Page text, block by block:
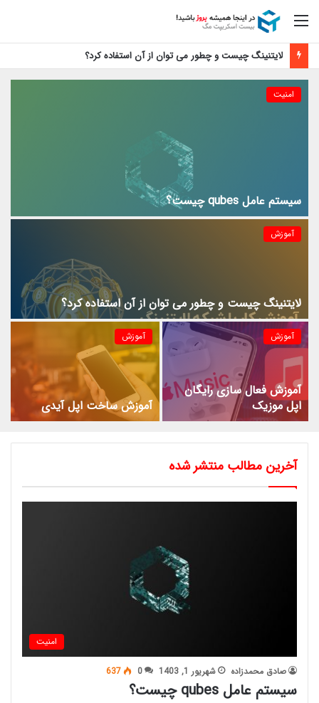
منو
لایتنینگ چیست و چطور می توان از آن استفاده کرد؟
امنیت
سیستم عامل qubes چیست؟
آموزش
لایتنینگ چیست و چطور می توان از آن استفاده کرد؟
آموزش
آموزش فعال سازی رایگان
اپل موزیک
آموزش
آموزش ساخت اپل آیدی
آخرین مطالب منتشر شده
امنیت
صادق محمدزاده شهریور 1, 1403 0
637
سیستم عامل qubes چیست؟